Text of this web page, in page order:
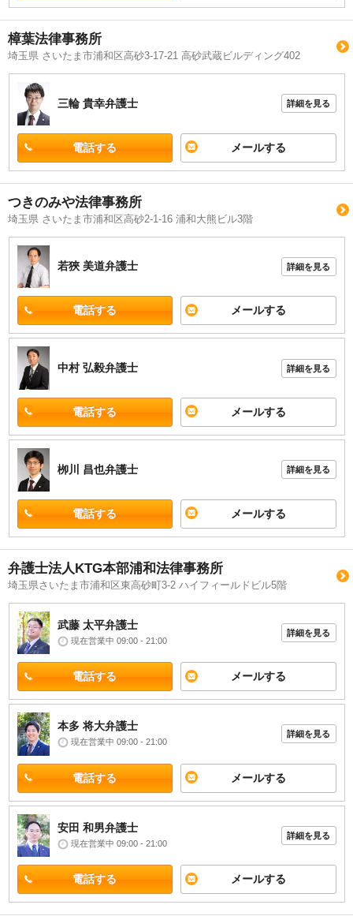
樟葉法律事務所
埼玉県 さいたま市浦和区高砂3-17-21 高砂武蔵ビルディング402
三輪 貴幸弁護士 詳細を見る
電話する メールする
つきのみや法律事務所
埼玉県 さいたま市浦和区高砂2-1-16 浦和大熊ビル3階
若狹 美道弁護士 詳細を見る
電話する メールする
中村 弘毅弁護士 詳細を見る
電話する メールする
栁川 昌也弁護士 詳細を見る
電話する メールする
弁護士法人KTG本部浦和法律事務所
埼玉県さいたま市浦和区東高砂町3-2 ハイフィールドビル5階
武藤 太平弁護士
現在営業中 09:00 - 21:00
詳細を見る
電話する メールする
本多 将大弁護士
現在営業中 09:00 - 21:00
詳細を見る
電話する メールする
安田 和男弁護士
現在営業中 09:00 - 21:00
詳細を見る
電話する メールする